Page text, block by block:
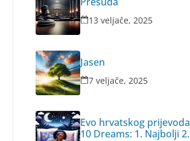
13 veljače, 2025
Jasen
7 veljače, 2025
Evo hrvatskog
10 Dreams: 1.